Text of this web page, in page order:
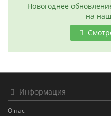
Новогоднее
на
Информация
О нас